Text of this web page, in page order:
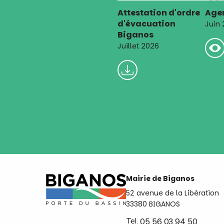
Attestation d'ordre
d'évacuation
Biganos
Juillet 2026
Juin
Mairie de Biganos
52 avenue de la Libération
33380 BIGANOS
Tel.